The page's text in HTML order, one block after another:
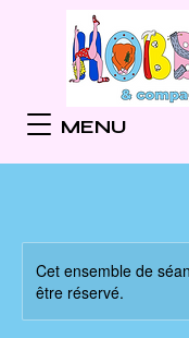
MENU
Cet ensemble de
être réservé.